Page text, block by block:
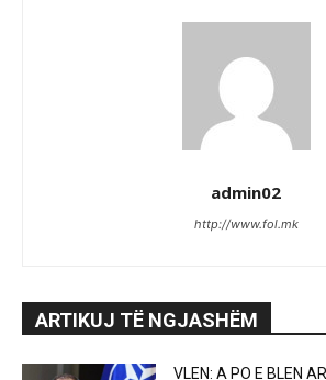
admin02
http://www.fol.mk
ARTIKUJ TË NGJASHËM
VLEN: A PO E BLEN